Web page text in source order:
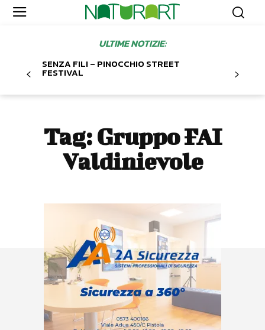
ULTIME NOTIZIE:
SENZA FILI – PINOCCHIO STREET
FESTIVAL
Tag: Gruppo FAI
Valdinievole